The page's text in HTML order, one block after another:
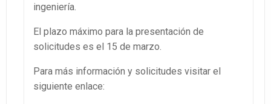
ingeniería.
El plazo máximo para la presentación de
solicitudes es el 15 de marzo.
Para más información y solicitudes visitar el
siguiente enlace: